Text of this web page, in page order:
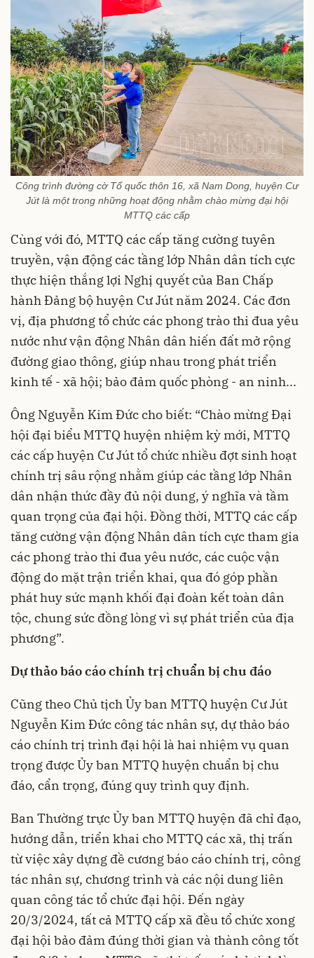
Công trình đường cờ Tổ quốc thôn 16, xã Nam Dong, huyện Cư
Jút là một trong những hoạt động nhằm chào mừng đại hội
MTTQ các cấp
Cùng với đó, MTTQ các cấp tăng cường tuyên
truyền, vận động các tầng lớp Nhân dân tích cực
thực hiện thắng lợi Nghị quyết của Ban Chấp
hành Đảng bộ huyện Cư Jút năm 2024. Các đơn
vị, địa phương tổ chức các phong trào thi đua yêu
nước như vận động Nhân dân hiến đất mở rộng
đường giao thông, giúp nhau trong phát triển
kinh tế - xã hội; bảo đảm quốc phòng - an ninh...
Ông Nguyễn Kim Đức cho biết: “Chào mừng Đại
hội đại biểu MTTQ huyện nhiệm kỳ mới, MTTQ
các cấp huyện Cư Jút tổ chức nhiều đợt sinh hoạt
chính trị sâu rộng nhằm giúp các tầng lớp Nhân
dân nhận thức đầy đủ nội dung, ý nghĩa và tầm
quan trọng của đại hội. Đồng thời, MTTQ các cấp
tăng cường vận động Nhân dân tích cực tham gia
các phong trào thi đua yêu nước, các cuộc vận
động do mặt trận triển khai, qua đó góp phần
phát huy sức mạnh khối đại đoàn kết toàn dân
tộc, chung sức đồng lòng vì sự phát triển của địa
phương”.
Dự thảo báo cáo chính trị chuẩn bị chu đáo
Cũng theo Chủ tịch Ủy ban MTTQ huyện Cư Jút
Nguyễn Kim Đức công tác nhân sự, dự thảo báo
cáo chính trị trình đại hội là hai nhiệm vụ quan
trọng được Ủy ban MTTQ huyện chuẩn bị chu
đáo, cẩn trọng, đúng quy trình quy định.
Ban Thường trực Ủy ban MTTQ huyện đã chỉ đạo,
hướng dẫn, triển khai cho MTTQ các xã, thị trấn
từ việc xây dựng đề cương báo cáo chính trị, công
tác nhân sự, chương trình và các nội dung liên
quan công tác tổ chức đại hội. Đến ngày
20/3/2024, tất cả MTTQ cấp xã đều tổ chức xong
đại hội bảo đảm đúng thời gian và thành công tốt